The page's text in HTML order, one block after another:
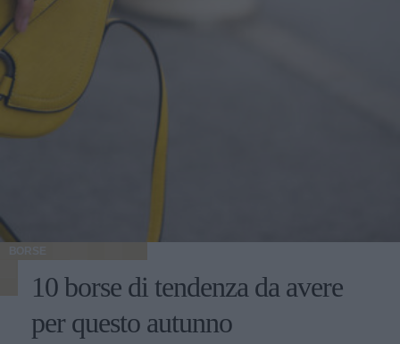
BORSE
10 borse di tendenza da avere
per questo autunno